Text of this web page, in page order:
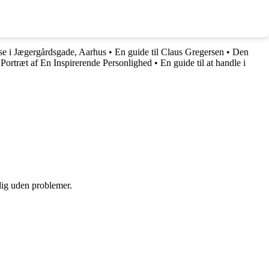
i Jægergårdsgade, Aarhus • En guide til Claus Gregersen • Den
af En Inspirerende Personlighed • En guide til at handle i
uden problemer.